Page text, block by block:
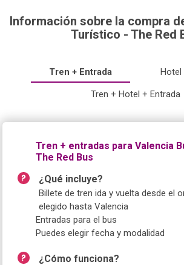
Información sobre la compra
Turístico - The Red
Tren + Entrada Hotel
Tren + Hotel + Entrada
Tren + entradas para Valencia
The Red Bus
¿Qué incluye?
Billete de tren ida y vuelta desde el
elegido hasta Valencia
Entradas para el bus
Puedes elegir fecha y modalidad
¿Cómo funciona?